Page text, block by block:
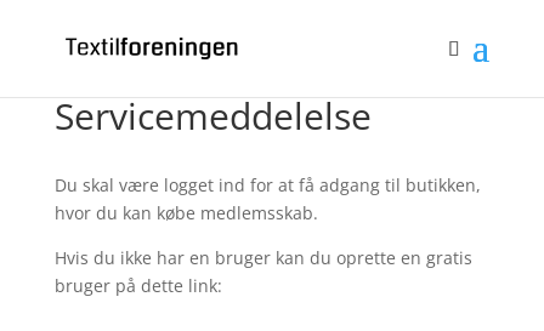
Servicemeddelelse
Du skal være logget ind for at få adgang til butikken,
hvor du kan købe medlemsskab.
Hvis du ikke har en bruger kan du oprette en gratis
bruger på dette link: